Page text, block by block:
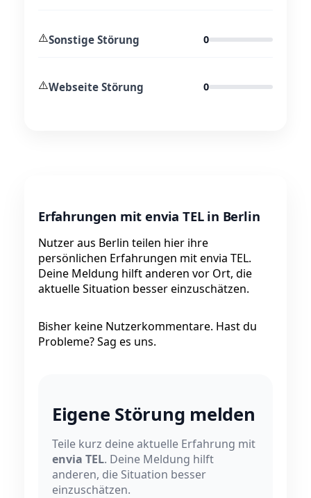
⚠️Sonstige Störung 0
⚠️Webseite Störung 0
Erfahrungen mit envia TEL in Berlin
Nutzer aus Berlin teilen hier ihre
persönlichen Erfahrungen mit envia TEL.
Deine Meldung hilft anderen vor Ort, die
aktuelle Situation besser einzuschätzen.
Bisher keine Nutzerkommentare. Hast du
Probleme? Sag es uns.
Eigene Störung melden
Teile kurz deine aktuelle Erfahrung mit
envia TEL. Deine Meldung hilft
anderen, die Situation besser
einzuschätzen.